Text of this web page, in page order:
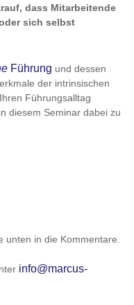
dass Mitarbeitende
sich selbst
Führung und dessen
der intrinsischen
Führungsalltag
diesem Seminar dabei zu
unten in die Kommentare.
info@marcus-